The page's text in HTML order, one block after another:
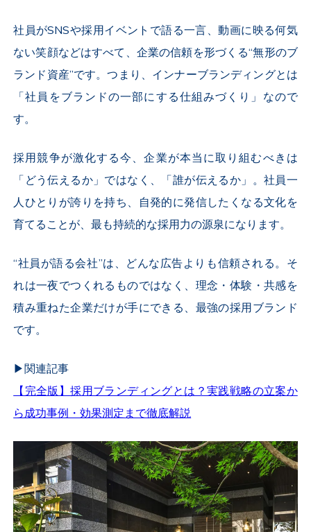
社員がSNSや採用イベントで語る一言、動画に映る何気
ない笑顔などはすべて、企業の信頼を形づくる“無形のブ
ランド資産”です。つまり、インナーブランディングとは
「社員をブランドの一部にする仕組みづくり」なので
す。
採用競争が激化する今、企業が本当に取り組むべきは
「どう伝えるか」ではなく、「誰が伝えるか」。社員一
人ひとりが誇りを持ち、自発的に発信したくなる文化を
育てることが、最も持続的な採用力の源泉になります。
“社員が語る会社”は、どんな広告よりも信頼される。そ
れは一夜でつくれるものではなく、理念・体験・共感を
積み重ねた企業だけが手にできる、最強の採用ブランド
です。
▶︎関連記事
【完全版】採用ブランディングとは？実践戦略の立案か
ら成功事例・効果測定まで徹底解説